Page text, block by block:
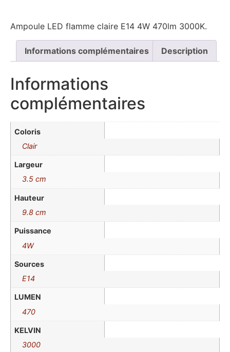
Ampoule LED flamme claire E14 4W 470lm 3000K.
Informations complémentaires Description
Informations
complémentaires
Coloris
Clair
Largeur
3.5 cm
Hauteur
9.8 cm
Puissance
4W
Sources
E14
LUMEN
470
KELVIN
3000